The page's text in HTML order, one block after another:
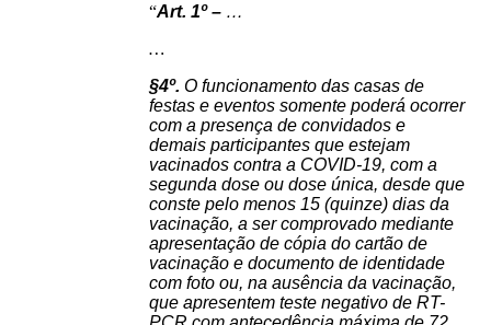
“Art. 1º – …
…
§4º.O funcionamento das casas de
festas e eventos somente poderá ocorrer
com a presença de convidados e
demais participantes que estejam
vacinados contra a COVID-19, com a
segunda dose ou dose única, desde que
conste pelo menos 15 (quinze) dias da
vacinação, a ser comprovado mediante
apresentação de cópia do cartão de
vacinação e documento de identidade
com foto ou, na ausência da vacinação,
que apresentem teste negativo de RT-